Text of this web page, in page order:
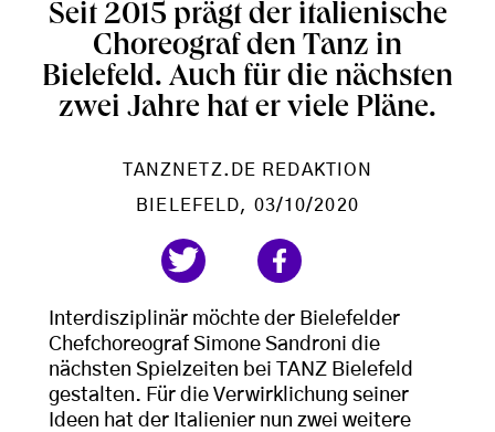
Seit 2015 prägt der italienische
Choreograf den Tanz in
Bielefeld. Auch für die nächsten
zwei Jahre hat er viele Pläne.
TANZNETZ.DE REDAKTION
BIELEFELD, 03/10/2020
Interdisziplinär möchte der Bielefelder
Chefchoreograf Simone Sandroni die
nächsten Spielzeiten bei TANZ Bielefeld
gestalten. Für die Verwirklichung seiner
Ideen hat der Italienier nun zwei weitere